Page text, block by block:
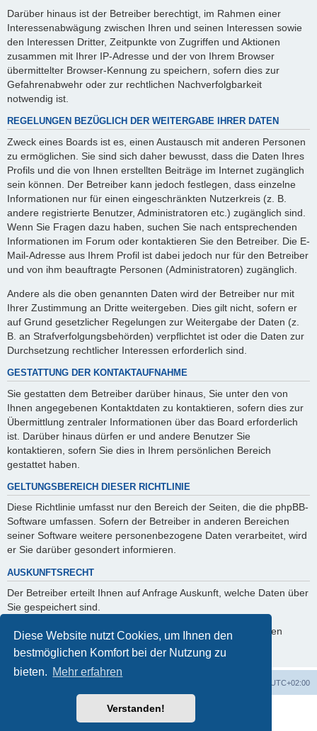
Diese Website nutzt Cookies, um Ihnen den
bestmöglichen Komfort bei der Nutzung zu
bieten. Mehr erfahren
Verstanden!
Darüber hinaus ist der Betreiber berechtigt, im Rahmen einer
Interessenabwägung zwischen Ihren und seinen Interessen sowie
den Interessen Dritter, Zeitpunkte von Zugriffen und Aktionen
zusammen mit Ihrer IP-Adresse und der von Ihrem Browser
übermittelter Browser-Kennung zu speichern, sofern dies zur
Gefahrenabwehr oder zur rechtlichen Nachverfolgbarkeit
notwendig ist.
REGELUNGEN BEZÜGLICH DER WEITERGABE IHRER DATEN
Zweck eines Boards ist es, einen Austausch mit anderen Personen
zu ermöglichen. Sie sind sich daher bewusst, dass die Daten Ihres
Profils und die von Ihnen erstellten Beiträge im Internet zugänglich
sein können. Der Betreiber kann jedoch festlegen, dass einzelne
Informationen nur für einen eingeschränkten Nutzerkreis (z. B.
andere registrierte Benutzer, Administratoren etc.) zugänglich sind.
Wenn Sie Fragen dazu haben, suchen Sie nach entsprechenden
Informationen im Forum oder kontaktieren Sie den Betreiber. Die E-
Mail-Adresse aus Ihrem Profil ist dabei jedoch nur für den Betreiber
und von ihm beauftragte Personen (Administratoren) zugänglich.
Andere als die oben genannten Daten wird der Betreiber nur mit
Ihrer Zustimmung an Dritte weitergeben. Dies gilt nicht, sofern er
auf Grund gesetzlicher Regelungen zur Weitergabe der Daten (z.
B. an Strafverfolgungsbehörden) verpflichtet ist oder die Daten zur
Durchsetzung rechtlicher Interessen erforderlich sind.
GESTATTUNG DER KONTAKTAUFNAHME
Sie gestatten dem Betreiber darüber hinaus, Sie unter den von
Ihnen angegebenen Kontaktdaten zu kontaktieren, sofern dies zur
Übermittlung zentraler Informationen über das Board erforderlich
ist. Darüber hinaus dürfen er und andere Benutzer Sie
kontaktieren, sofern Sie dies in Ihrem persönlichen Bereich
gestattet haben.
GELTUNGSBEREICH DIESER RICHTLINIE
Diese Richtlinie umfasst nur den Bereich der Seiten, die die phpBB-
Software umfassen. Sofern der Betreiber in anderen Bereichen
seiner Software weitere personenbezogene Daten verarbeitet, wird
er Sie darüber gesondert informieren.
AUSKUNFTSRECHT
Der Betreiber erteilt Ihnen auf Anfrage Auskunft, welche Daten über
Sie gespeichert sind.
Sie können jederzeit die Löschung bzw. Sperrung Ihrer Daten
verlangen. Kontaktieren Sie hierzu bitte den Betreiber.
UTC+02:00
Powered byphpBB® Forum Software © phpBB Limited
phpBB.de